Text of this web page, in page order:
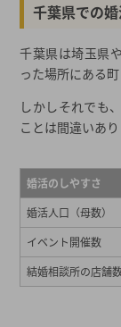
千葉県での
千葉県は埼玉県
った場所にある
しかしそれでも
ことは間違いあり
婚活のしやすさ
婚活人口（母数）
イベント開催数
結婚相談所の店舗